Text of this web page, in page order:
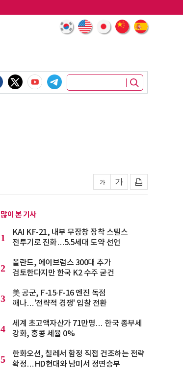
많이 본 기사
1
KAI KF-21, 내부 무장창 장착 스텔스
전투기로 진화…5.5세대 도약 선언
2
폴란드, 에이브럼스 300대 추가
검토한다지만 한국 K2 수주 굳건
3
美 공군, F-15·F-16 엔진 독점
깨나…'전략적 경쟁' 입찰 전환
4
세계 초고액자산가 71만명… 한국 종부세
강화, 홍콩 세율 0%
5
한화오션, 칠레서 함정 직접 건조하는 전략
확정…HD현대와 남미서 정면승부